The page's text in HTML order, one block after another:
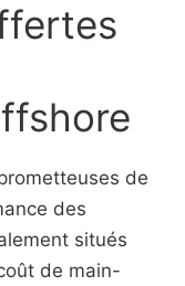
de
des
situés
de main-